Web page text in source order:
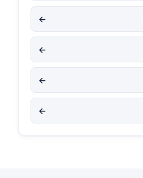
←
←
←
←